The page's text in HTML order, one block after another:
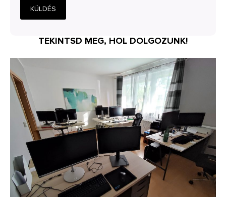
KÜLDÉS
TEKINTSD MEG, HOL DOLGOZUNK!